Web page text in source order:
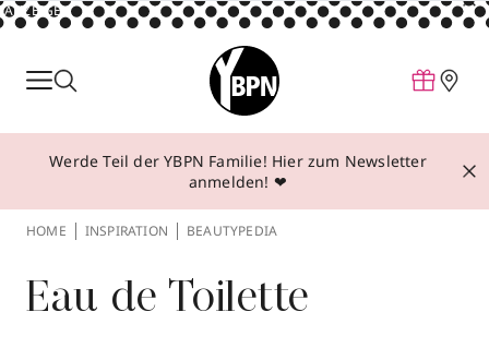
ANZEIGE
Parfum
Make-up
Behandlungen
Über YBPN
Werde Teil der YBPN Familie! Hier zum Newsletter
anmelden! ❤
HOME INSPIRATION BEAUTYPEDIA
Eau de Toilette